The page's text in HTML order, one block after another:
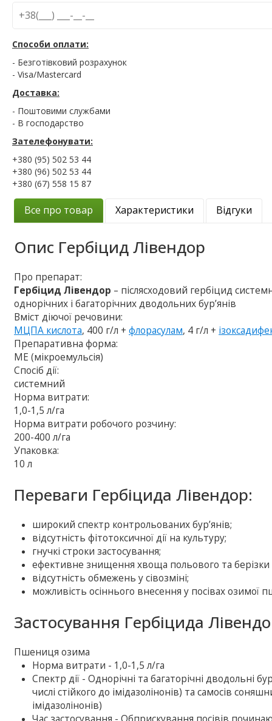
Способи оплати:
- Безготівковий розрахунок
- Visa/Mastercard
Доставка:
- Поштовими службами
- В господарство
Зателефонувати:
+380 (95) 502 53 44
+380 (96) 502 53 44
+380 (67) 558 15 87
Все про товар Характеристики Відгуки
Опис Гербіцид Лівендор
Про препарат:
Гербіцид Лівендор – післясходовий гербіцид
однорічних і багаторічних дводольних бур’янів
Вміст діючої речовини:
МЦПА кислота, 400 г/л +флорасулам, 4 г/л +
Препаративна форма:
МЕ (мікроемульсія)
Спосіб дії:
системний
Норма витрати:
1,0-1,5 л/га
Норма витрати робочого розчину:
200-400 л/га
Упаковка:
10 л
Переваги Гербіцида Лівендор:
широкий спектр контрольованих бур’янів;
відсутність фітотоксичної дії на культуру;
гнучкі строки застосування;
ефективне знищення хвоща польового та берізки
відсутність обмежень у сівозміні;
можливість осіннього внесення у посівах озимої
Застосування Гербіцида
Пшениця озима
Норма витрати - 1,0-1,5 л/га
Спектр дії - Однорічні та багаторічні дводольні
числі стійкого до імідазолінонів) та самосів
імідазолінонів)